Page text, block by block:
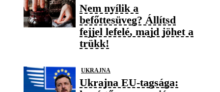
Nem nyílik a
befőttesüveg? Állítsd
fejjel lefelé, majd jöhet a
trükk!
UKRAJNA
Ukrajna EU-tagsága: